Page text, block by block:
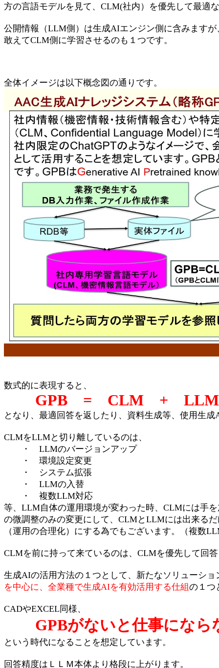
方の言語モデルを見て、CLM(社内）を優先して最適
公開情報（LLM側）は生成AIエンジン側に含みます
敢えてCLM側に学習させるのも１つです。
全体イメージは以下概念図の通りです。
数式的に表現すると、
GPB = CLM + LLM
となり、最適回答を返したり、資料生成等、使用生
CLMをLLMと切り離しているのは、
・ LLMのバージョンアップ
・ 環境設定変更
・ システム拡張
・ LLMの入替
・ 複数LLM対応
等、LLM自体の運用環境が変わった時、CLMには手
の微調整のみの変更にして、CLMとLLMには出来る
（運用の合理化）にする為でもございます。（複数
CLMを前に持って来ているのは、CLMを優先して回
生成AIの活用方法の１つとして、新たなソリューショ
を中心に、全業種で生成AIを有効活用する仕組の１つ
CADやEXCEL同様、
GPBがないと仕事になら
という時代になることを想定しています。
回答精度はＬＬＭ本体より格段に上がります。